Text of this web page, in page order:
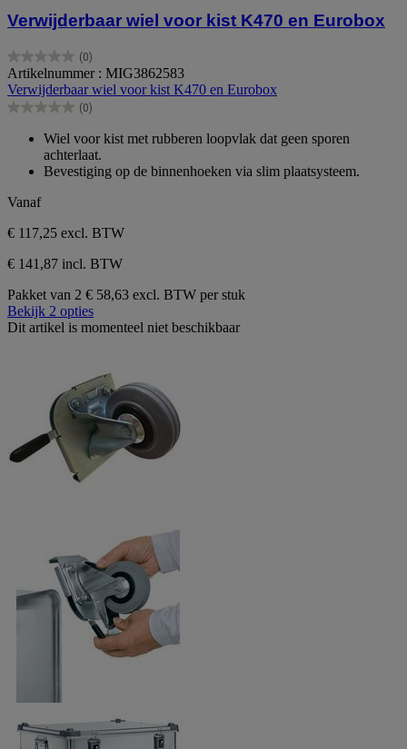
Verwijderbaar wiel voor kist K470 en Eurobox
(0)
0.0
van
de
5
Artikelnummer : MIG3862583
Verwijderbaar wiel voor kist K470 en Eurobox
(0)
0.0
sterren.
Wiel voor kist met rubberen loopvlak dat geen sporen
achterlaat.
Bevestiging op de binnenhoeken via slim plaatsysteem.
Vanaf
€ 117,25 excl. BTW
€ 141,87 incl. BTW
Pakket van 2 € 58,63 excl. BTW per stuk
Bekijk 2 opties
Dit artikel is momenteel niet beschikbaar